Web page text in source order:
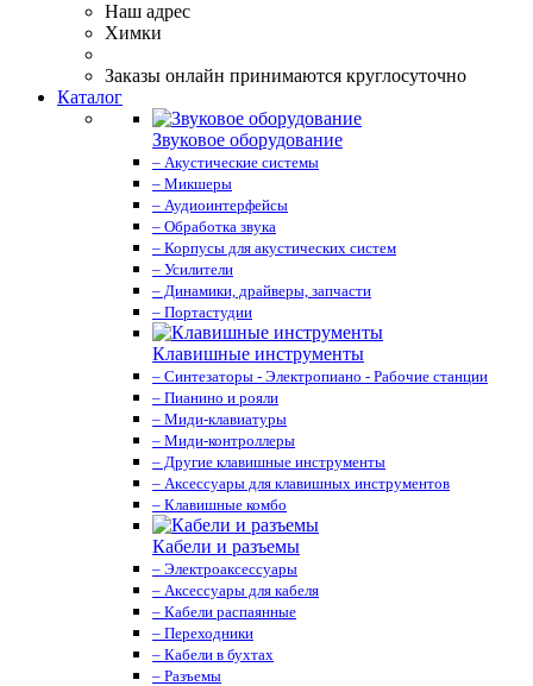
Наш адрес
Химки
Заказы онлайн принимаются круглосуточно
Каталог
Звуковое оборудование
– Акустические системы
– Микшеры
– Аудиоинтерфейсы
– Обработка звука
– Корпусы для акустических систем
– Усилители
– Динамики, драйверы, запчасти
– Портастудии
Клавишные инструменты
– Синтезаторы - Электропиано - Рабочие станции
– Пианино и рояли
– Миди-клавиатуры
– Миди-контроллеры
– Другие клавишные инструменты
– Аксессуары для клавишных инструментов
– Клавишные комбо
Кабели и разъемы
– Электроаксессуары
– Аксессуары для кабеля
– Кабели распаянные
– Переходники
– Кабели в бухтах
– Разъемы